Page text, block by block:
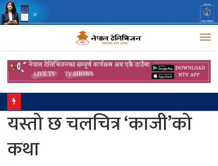
यस्तो छ चलचित्र ‘काजी’को
कथा